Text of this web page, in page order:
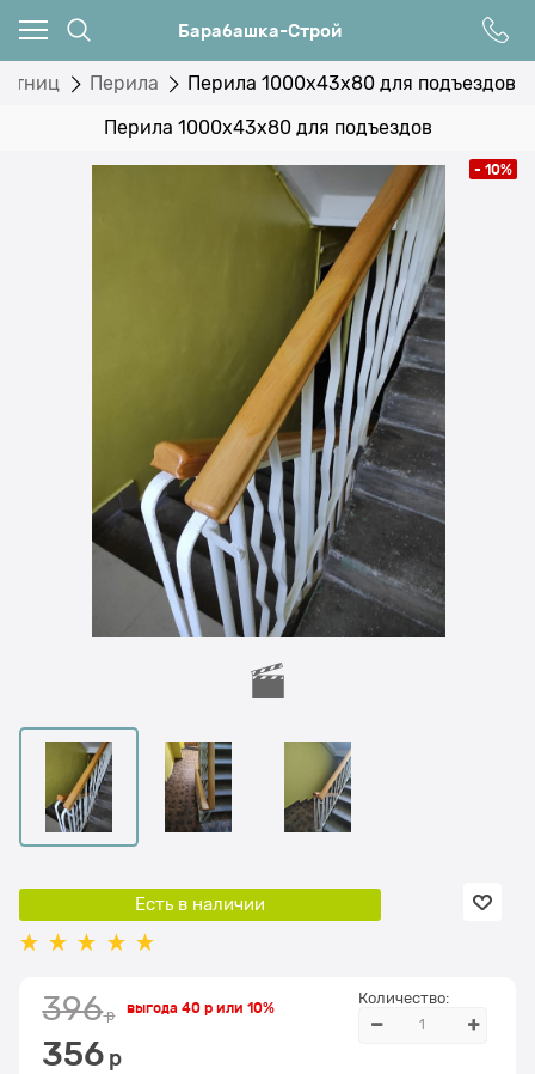
Барабашка-Строй
Перила Перила 1000х43х80 для подъездов
Перила 1000х43х80 для подъездов
- 10%
Есть в наличии
396 р
356 р
выгода 40 рили 10%
Количество: